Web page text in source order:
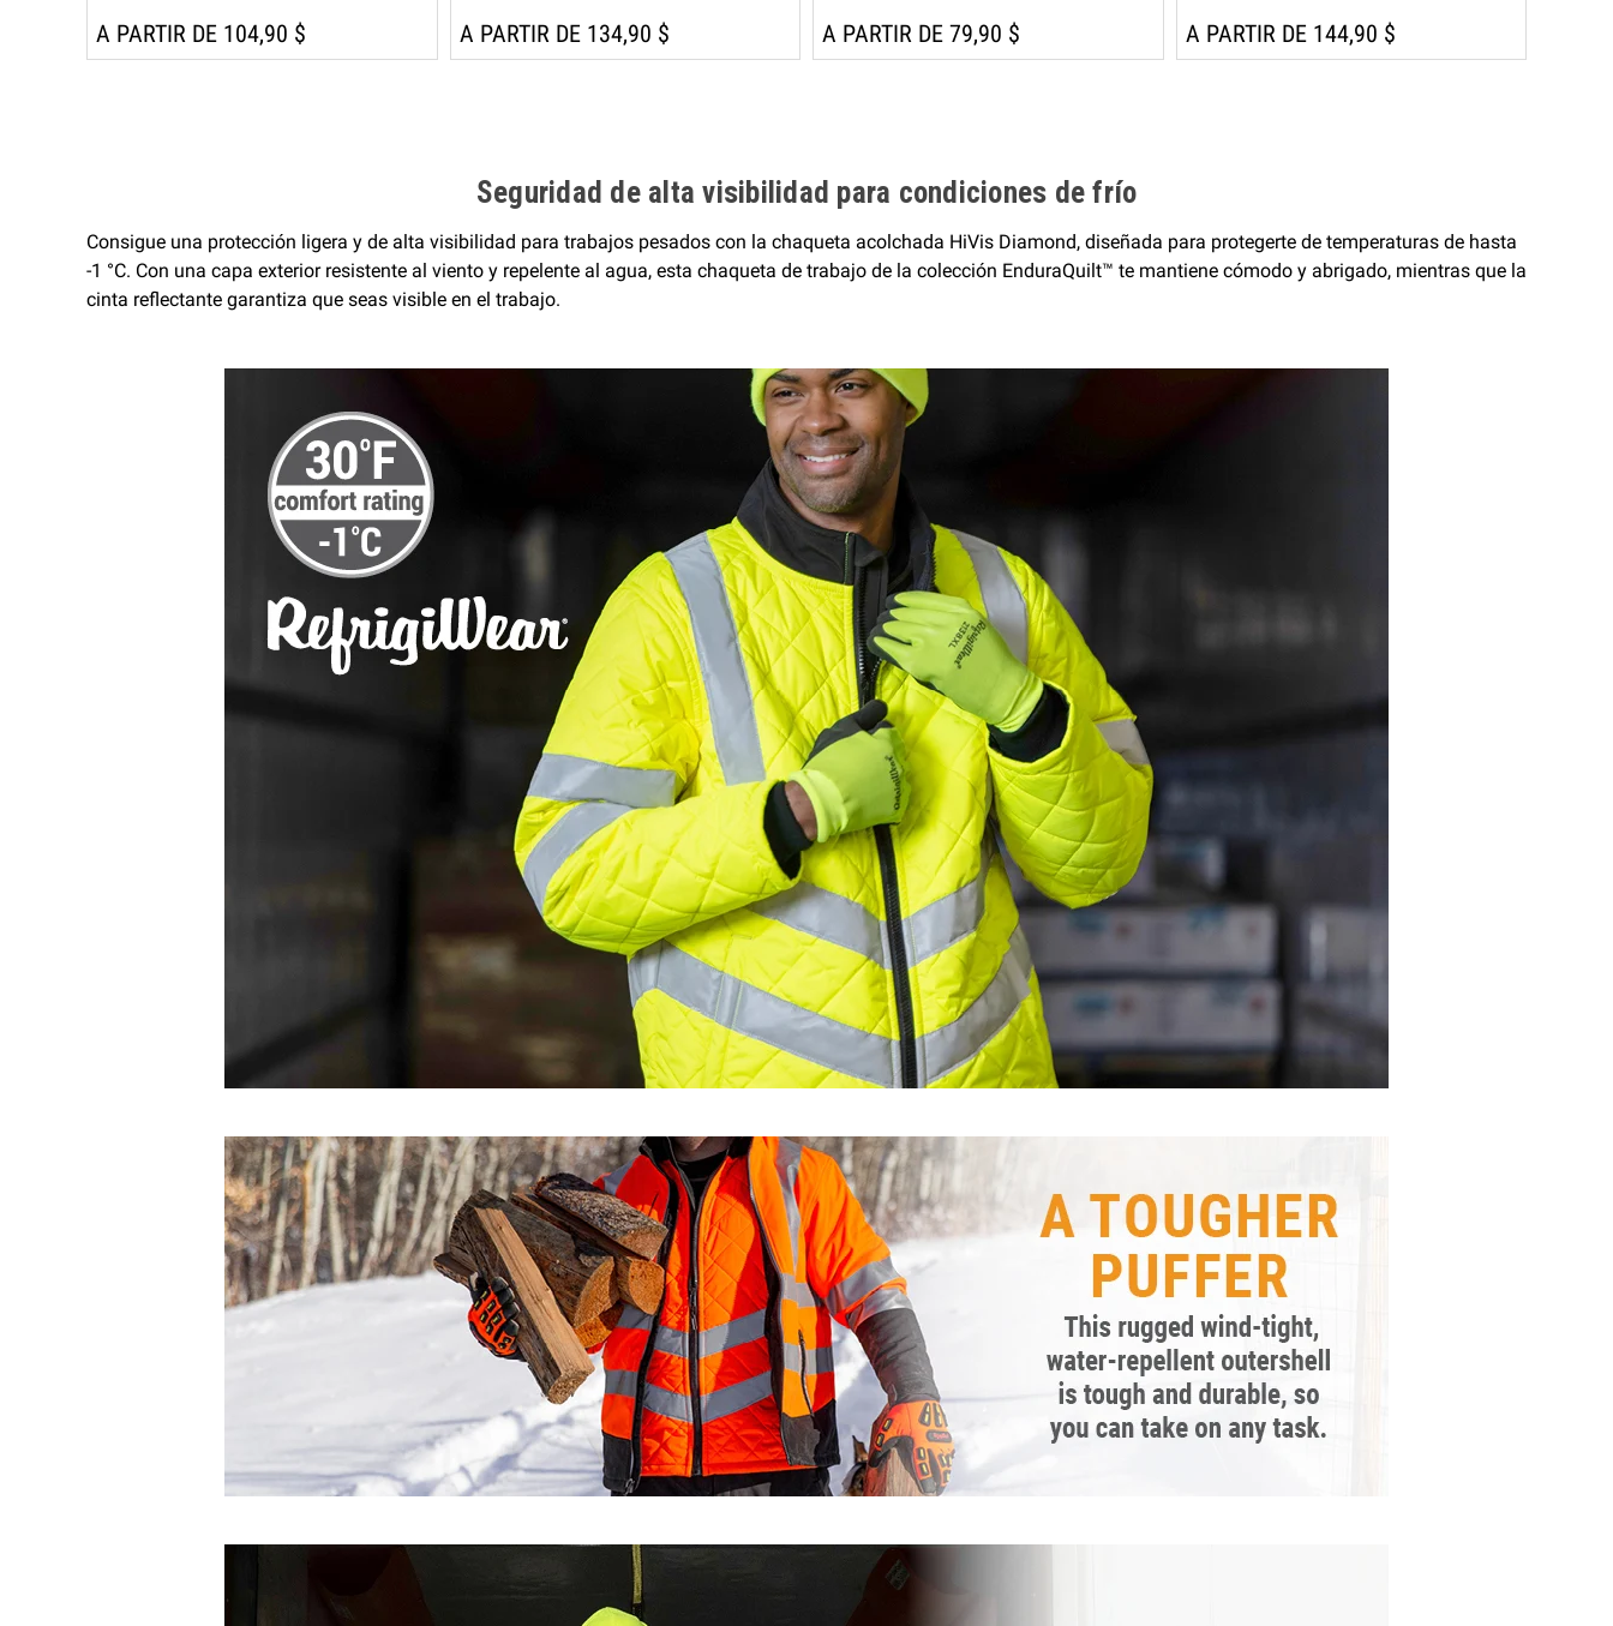
A PARTIR DE 104,90 $ A PARTIR DE 134,90 $ A PARTIR DE 79,90 $ A PARTIR DE 144,90 $
Seguridad de alta visibilidad para condiciones de frío
Consigue una protección ligera y de alta visibilidad para trabajos pesados con la chaqueta acolchada HiVis Diamond, diseñada para protegerte de temperaturas de hasta
-1 °C. Con una capa exterior resistente al viento y repelente al agua, esta chaqueta de trabajo de la colección EnduraQuilt™ te mantiene cómodo y abrigado, mientras que la
cinta reflectante garantiza que seas visible en el trabajo.